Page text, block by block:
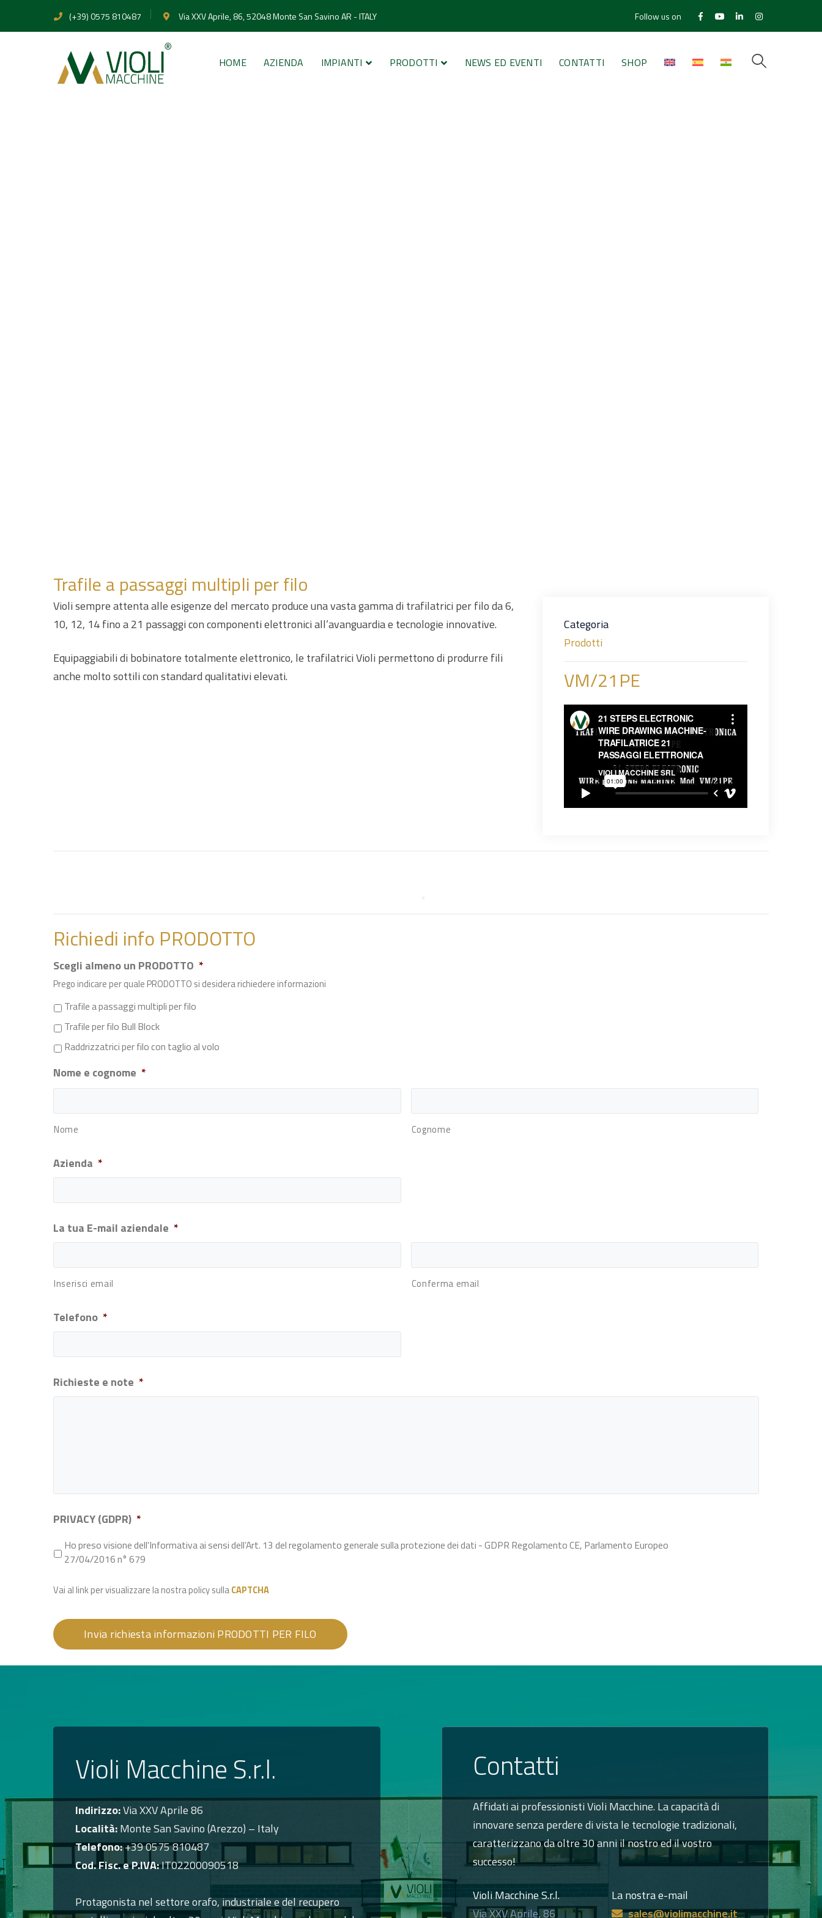
(+39) 0575 810487 Via XXV Aprile, 86, 52048 Monte San Savino AR - ITALY Follow us on
Facebook
Profile
Youtube
Profile
LinkedIn
Profile
Instagram
Profile
HOME AZIENDA IMPIANTI PRODOTTI NEWS ED EVENTI CONTATTI SHOP
Trafile a passaggi multipli per filo
Violi sempre attenta alle esigenze del mercato produce una vasta gamma di trafilatrici per filo da 6,
10, 12, 14 fino a 21 passaggi con componenti elettronici all’avanguardia e tecnologie innovative.
Equipaggiabili di bobinatore totalmente elettronico, le trafilatrici Violi permettono di produrre fili
anche molto sottili con standard qualitativi elevati.
Categoria
Prodotti
VM/21PE
Richiedi info PRODOTTO
Scegli almeno un PRODOTTO *
Prego indicare per quale PRODOTTO si desidera richiedere informazioni
Trafile a passaggi multipli per filo
Trafile per filo Bull Block
Raddrizzatrici per filo con taglio al volo
Nome e cognome *
Nome Cognome
Azienda *
La tua E-mail aziendale *
Inserisci email Conferma email
Telefono *
Richieste e note *
PRIVACY (GDPR) *
Ho preso visione dell'Informativa ai sensi dell’Art. 13 del regolamento generale sulla protezione dei dati - GDPR Regolamento CE, Parlamento Europeo
27/04/2016 n° 679
Vai al link per visualizzare la nostra policy sullaCAPTCHA
Violi Macchine S.r.l.
Indirizzo:Via XXV Aprile 86
Località:Monte San Savino (Arezzo) – Italy
Telefono:+39 0575 810487
Cod. Fisc. e P.IVA:IT02200090518
Protagonista nel settore orafo, industriale e del recupero
Contatti
Affidati ai professionisti Violi Macchine. La capacità di
innovare senza perdere di vista le tecnologie tradizionali,
caratterizzano da oltre 30 anni il nostro ed il vostro
successo!
Violi Macchine S.r.l.
Via XXV Aprile, 86
La nostra e-mail
sales@violimacchine.it